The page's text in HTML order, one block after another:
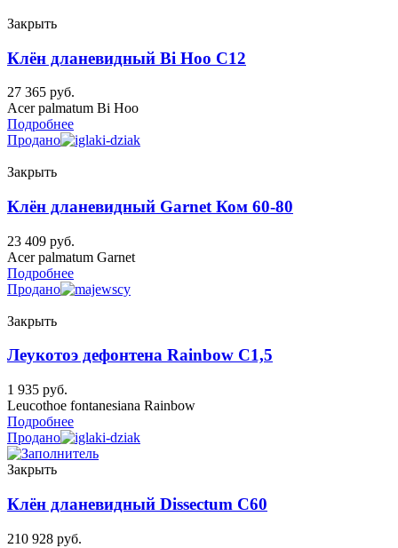
Закрыть
Клён дланевидный Bi Hoo C12
27 365 руб.
Acer palmatum Bi Hoo
Подробнее
Продано
Закрыть
Клён дланевидный Garnet Ком 60-80
23 409 руб.
Acer palmatum Garnet
Подробнее
Продано
Закрыть
Леукотоэ дефонтена Rainbow C1,5
1 935 руб.
Leucothoe fontanesiana Rainbow
Подробнее
Продано
Закрыть
Клён дланевидный Dissectum C60
210 928 руб.